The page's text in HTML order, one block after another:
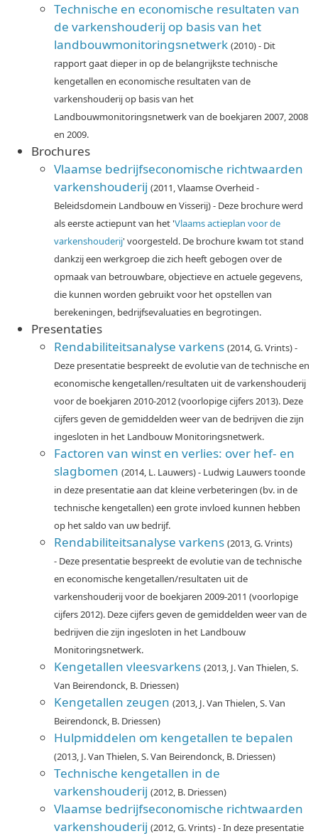
Technische en economische resultaten van
de varkenshouderij op basis van het
landbouwmonitoringsnetwerk (2010) - Dit
rapport gaat dieper in op de belangrijkste technische
kengetallen en economische resultaten van de
varkenshouderij op basis van het
Landbouwmonitoringsnetwerk van de boekjaren 2007, 2008
en 2009.
Brochures
Vlaamse bedrijfseconomische richtwaarden
varkenshouderij (2011, Vlaamse Overheid -
Beleidsdomein Landbouw en Visserij) - Deze brochure werd
als eerste actiepunt van het 'Vlaams actieplan voor de
varkenshouderij' voorgesteld. De brochure kwam tot stand
dankzij een werkgroep die zich heeft gebogen over de
opmaak van betrouwbare, objectieve en actuele gegevens,
die kunnen worden gebruikt voor het opstellen van
berekeningen, bedrijfsevaluaties en begrotingen.
Presentaties
Rendabiliteitsanalyse varkens (2014, G. Vrints) -
Deze presentatie bespreekt de evolutie van de technische en
economische kengetallen/resultaten uit de varkenshouderij
voor de boekjaren 2010-2012 (voorlopige cijfers 2013). Deze
cijfers geven de gemiddelden weer van de bedrijven die zijn
ingesloten in het Landbouw Monitoringsnetwerk.
Factoren van winst en verlies: over hef- en
slagbomen (2014, L. Lauwers) - Ludwig Lauwers toonde
in deze presentatie aan dat kleine verbeteringen (bv. in de
technische kengetallen) een grote invloed kunnen hebben
op het saldo van uw bedrijf.
Rendabiliteitsanalyse varkens (2013, G. Vrints)
- Deze presentatie bespreekt de evolutie van de technische
en economische kengetallen/resultaten uit de
varkenshouderij voor de boekjaren 2009-2011 (voorlopige
cijfers 2012). Deze cijfers geven de gemiddelden weer van de
bedrijven die zijn ingesloten in het Landbouw
Monitoringsnetwerk.
Kengetallen vleesvarkens (2013, J. Van Thielen, S.
Van Beirendonck, B. Driessen)
Kengetallen zeugen (2013, J. Van Thielen, S. Van
Beirendonck, B. Driessen)
Hulpmiddelen om kengetallen te bepalen
(2013, J. Van Thielen, S. Van Beirendonck, B. Driessen)
Technische kengetallen in de
varkenshouderij (2012, B. Driessen)
Vlaamse bedrijfseconomische richtwaarden
varkenshouderij (2012, G. Vrints) - In deze presentatie